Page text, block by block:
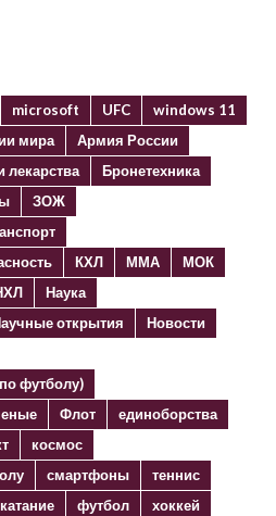
microsoft UFC
windows 11
мира
Армия России
лекарства
Бронетехника
ЗОЖ
КХЛ ММА
МОК
Наука
открытия
Новости
футболу)
Флот
единоборства
космос
смартфоны
теннис
футбол хоккей